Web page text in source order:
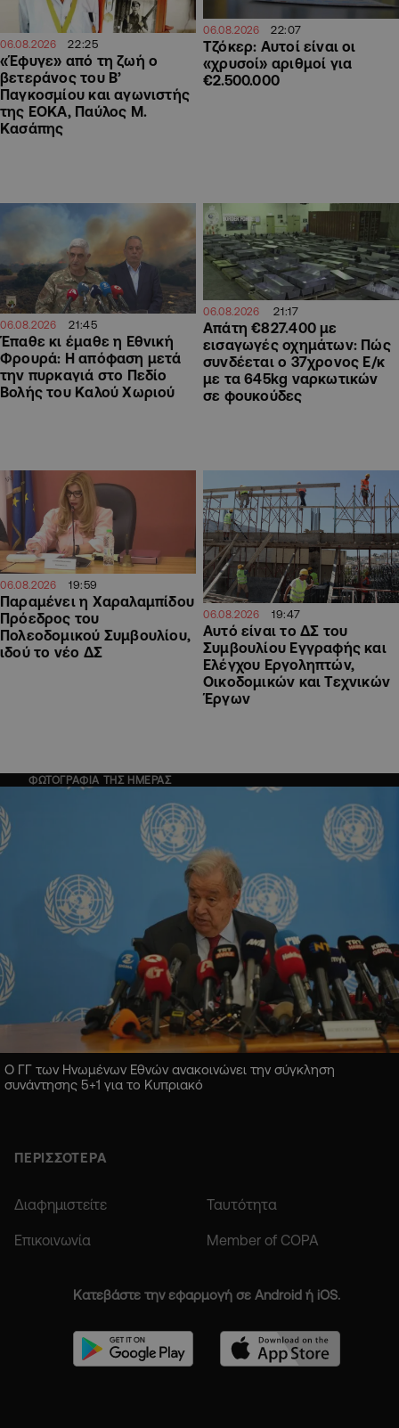
06.08.2026 22:25
«Έφυγε» από τη ζωή ο
βετεράνος του Β’
Παγκοσμίου και αγωνιστής
της ΕΟΚΑ, Παύλος Μ.
Κασάπης
06.08.2026 22:07
Τζόκερ: Αυτοί είναι οι
«χρυσοί» αριθμοί για
€2.500.000
06.08.2026 21:45
Έπαθε κι έμαθε η Εθνική
Φρουρά: Η απόφαση μετά
την πυρκαγιά στο Πεδίο
Βολής του Καλού Χωριού
06.08.2026 21:17
Απάτη €827.400 με
εισαγωγές οχημάτων: Πώς
συνδέεται ο 37χρονος Ε/κ
με τα 645kg ναρκωτικών
σε φουκούδες
06.08.2026 19:59
Παραμένει η Χαραλαμπίδου
Πρόεδρος του
Πολεοδομικού Συμβουλίου,
ιδού το νέο ΔΣ
06.08.2026 19:47
Αυτό είναι το ΔΣ του
Συμβουλίου Εγγραφής και
Ελέγχου Εργοληπτών,
Οικοδομικών και Τεχνικών
Έργων
ΦΩΤΟΓΡΑΦΙΑ ΤΗΣ ΗΜΕΡΑΣ
Ο ΓΓ των Ηνωμένων Εθνών ανακοινώνει την σύγκληση
συνάντησης 5+1 για το Κυπριακό
ΠΕΡΙΣΣΟΤΕΡΑ
Διαφημιστείτε Ταυτότητα
Επικοινωνία Member of COPA
Κατεβάστε την εφαρμογή σε Android ή iOS.